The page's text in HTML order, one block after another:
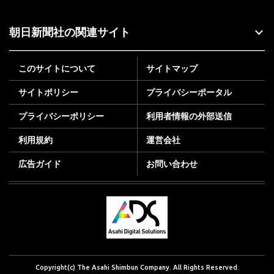
朝日新聞社の関連サイト
このサイトについて サイトマップ
サイトポリシー プライバシーポータル
プライバシーポリシー 利用者情報の外部送信
利用規約 運営会社
広告ガイド お問い合わせ
Copyright(c) The Asahi Shimbun Company. All Rights Reserved.